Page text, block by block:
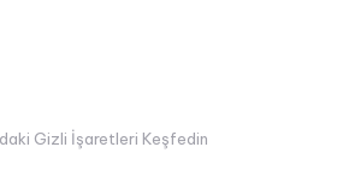
Gizli İşaretleri Keşfedin